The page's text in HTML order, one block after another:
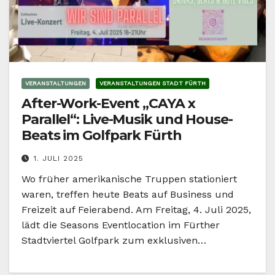
VERANSTALTUNGEN VERANSTALTUNGEN STADT FÜRTH
After-Work-Event „CAYA x
Parallel“: Live-Musik und House-
Beats im Golfpark Fürth
1. JULI 2025
Wo früher amerikanische Truppen stationiert
waren, treffen heute Beats auf Business und
Freizeit auf Feierabend. Am Freitag, 4. Juli 2025,
lädt die Seasons Eventlocation im Fürther
Stadtviertel Golfpark zum exklusiven…